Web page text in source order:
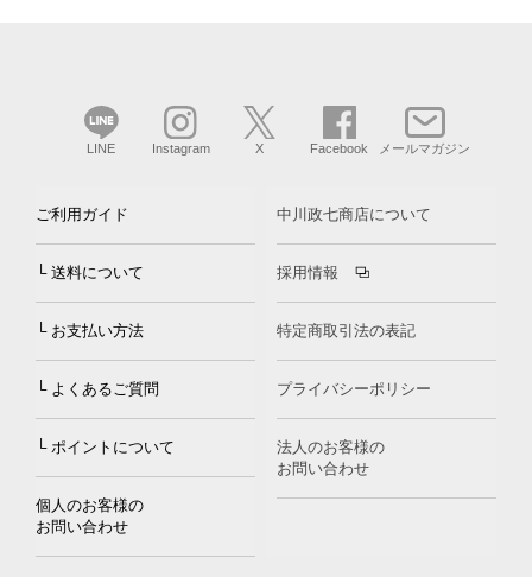
LINE Instagram X Facebook メールマガジン
ご利用ガイド
└ 送料について
└ お支払い方法
└ よくあるご質問
└ ポイントについて
個人のお客様の
お問い合わせ
中川政七商店について
採用情報
特定商取引法の表記
プライバシーポリシー
法人のお客様の
お問い合わせ